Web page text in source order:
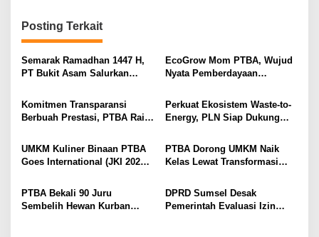
a
s
i
o
Posting Terkait
Semarak Ramadhan 1447 H,
PT Bukit Asam Salurkan
dan Duafa di Wilayah Ring I
EcoGrow Mom PTBA, Wujud
Nyata Pemberdayaan
Farming di Tanjung Karangan
Komitmen Transparansi
Berbuah Prestasi, PTBA Raih
Informasi Publik 2025
Perkuat Ekosistem Waste-to-
Energy, PLN Siap Dukung
Indonesia
UMKM Kuliner Binaan PTBA
Goes International (JKI 2025):
Cita
PTBA Dorong UMKM Naik
Kelas Lewat Transformasi
PTBA Bekali 90 Juru
Sembelih Hewan Kurban
DPRD Sumsel Desak
Pemerintah Evaluasi Izin